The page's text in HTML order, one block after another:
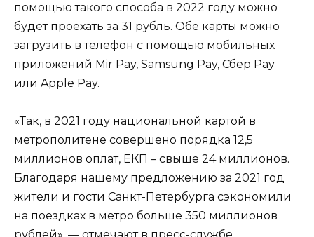
помощью такого способа в 2022 году можно
будет проехать за 31 рубль. Обе карты можно
загрузить в телефон с помощью мобильных
приложений Mir Pay, Samsung Pay, Сбер Pay
или Apple Pay.
«Так, в 2021 году национальной картой в
метрополитене совершено порядка 12,5
миллионов оплат, ЕКП – свыше 24 миллионов.
Благодаря нашему предложению за 2021 год
жители и гости Санкт-Петербурга сэкономили
на поездках в метро больше 350 миллионов